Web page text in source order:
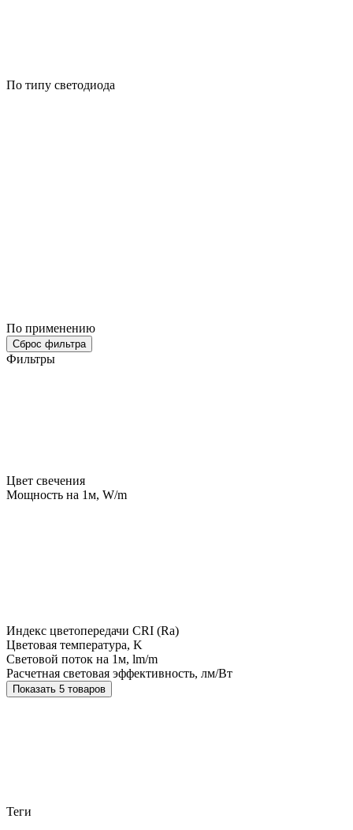
По типу светодиода
По применению
Сброс фильтра
Фильтры
Цвет свечения
Мощность на 1м, W/m
Индекс цветопередачи CRI (Ra)
Цветовая температура, K
Световой поток на 1м, lm/m
Расчетная световая эффективность, лм/Вт
Показать 5 товаров
Теги